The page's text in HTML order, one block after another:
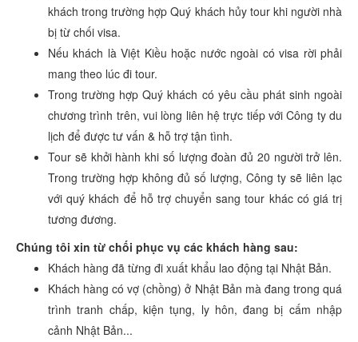
khách trong trường hợp Quý khách hủy tour khi người nhà
bị từ chối visa.
Nếu khách là Việt Kiều hoặc nước ngoài có visa rời phải
mang theo lúc đi tour.
Trong trường hợp Quý khách có yêu cầu phát sinh ngoài
chương trình trên, vui lòng liên hệ trực tiếp với Công ty du
lịch để được tư vấn & hỗ trợ tận tình.
Tour sẽ khởi hành khi số lượng đoàn đủ 20 người trở lên.
Trong trường hợp không đủ số lượng, Công ty sẽ liên lạc
với quý khách để hỗ trợ chuyển sang tour khác có giá trị
tương đương.
Chúng tôi xin từ chối phục vụ các khách hàng sau:
Khách hàng đã từng đi xuất khẩu lao động tại Nhật Bản.
Khách hàng có vợ (chồng) ở Nhật Bản mà đang trong quá
trình tranh chấp, kiện tụng, ly hôn, đang bị cấm nhập
cảnh Nhật Bản...